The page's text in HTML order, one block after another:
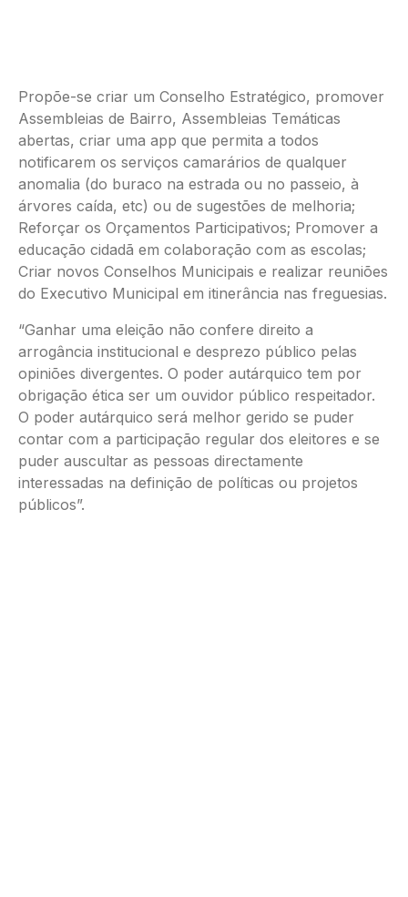
Propõe-se criar um Conselho Estratégico, promover
Assembleias de Bairro, Assembleias Temáticas
abertas, criar uma app que permita a todos
notificarem os serviços camarários de qualquer
anomalia (do buraco na estrada ou no passeio, à
árvores caída, etc) ou de sugestões de melhoria;
Reforçar os Orçamentos Participativos; Promover a
educação cidadã em colaboração com as escolas;
Criar novos Conselhos Municipais e realizar reuniões
do Executivo Municipal em itinerância nas freguesias.
“Ganhar uma eleição não confere direito a
arrogância institucional e desprezo público pelas
opiniões divergentes. O poder autárquico tem por
obrigação ética ser um ouvidor público respeitador.
O poder autárquico será melhor gerido se puder
contar com a participação regular dos eleitores e se
puder auscultar as pessoas directamente
interessadas na definição de políticas ou projetos
públicos”.